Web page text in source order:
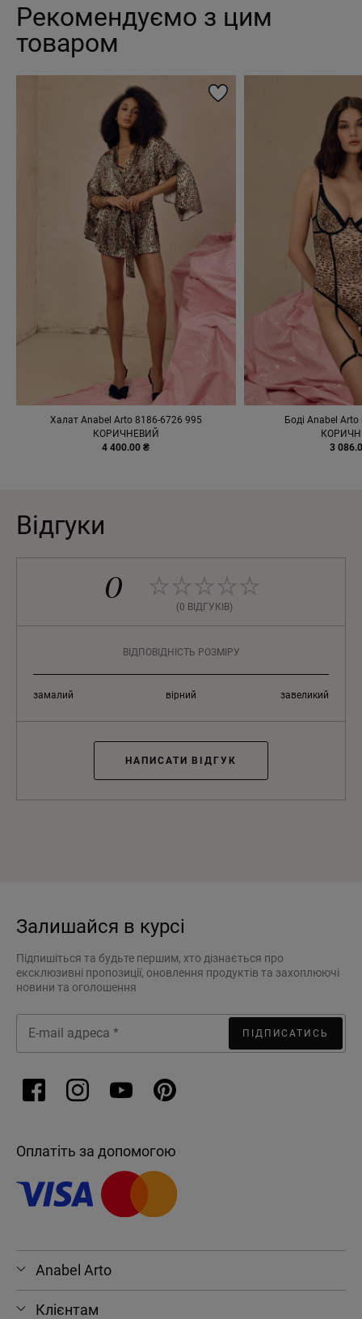
Рекомендуємо з цим
товаром
Халат Anabel Arto 8186-6726 995
КОРИЧНЕВИЙ
4 400.00 ₴
Боді Anabel
3
Відгуки
0
(0 ВІДГУКІВ)
ВІДПОВІДНІСТЬ РОЗМІРУ
замалий вірний завеликий
НАПИСАТИ ВІДГУК
Залишайся в курсі
Підпишіться та будьте першим, хто дізнається про
ексклюзивні пропозиції, оновлення продуктів та захоплюючі
новини та оголошення
ПІДПИСАТИСЬ
Оплатіть за допомогою
Anabel Arto
Клієнтам